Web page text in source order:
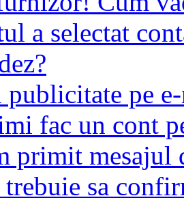
a selectat
publicitate pe
fac un cont
primit mesajul
trebuie sa